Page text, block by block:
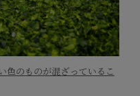
色のものが混ざっているこ